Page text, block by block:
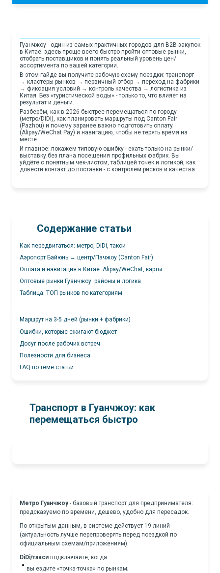
Гуанчжоу - один из самых практичных городов для B2B-закупок
в Китае: здесь проще всего быстро пройти оптовые рынки,
отобрать поставщиков и понять реальный уровень цен/
ассортимента по вашей категории.
В этом гайде вы получите рабочую схему поездки: транспорт
→ кластеры рынков → первичный отбор → переход на фабрики
→ фиксация условий → контроль качества → логистика из
Китая. Без «туристической воды» - только то, что влияет на
результат и деньги.
Разберём, как в 2026 быстрее перемещаться по городу
(метро/DiDi), как планировать маршруты под Canton Fair
(Pazhou) и почему заранее важно подготовить оплату
(Alipay/WeChat Pay) и навигацию, чтобы не терять время на
месте.
И главное: покажем типовую ошибку - ехать только на рынки/
выставку без плана посещения профильных фабрик. Вы
уйдёте с понятным чек-листом, таблицей точек и логикой, как
довести контакт до поставки - с контролем рисков и качества.
Содержание статьи
Как передвигаться: метро, DiDi, такси
Аэропорт Байюнь → центр/Пачжоу (Canton Fair)
Оплата и навигация в Китае: Alipay/WeChat, карты
Оптовые рынки Гуанчжоу: районы и логика
Таблица: ТОП рынков по категориям
Маршрут на 3-5 дней (рынки + фабрики)
Ошибки, которые сжигают бюджет
Досуг после рабочих встреч
Полезности для бизнеса
FAQ по теме статьи
Транспорт в Гуанчжоу: как
перемещаться быстро
Метро Гуанчжоу- базовый транспорт для предпринимателя:
предсказуемо по времени, дешево, удобно для пересадок.
По открытым данным, в системе действует 19 линий
(актуальность лучше перепроверять перед поездкой по
официальным схемам/приложениям).
DiDi/такси подключайте, когда:
вы ездите «точка-точка» по рынкам;